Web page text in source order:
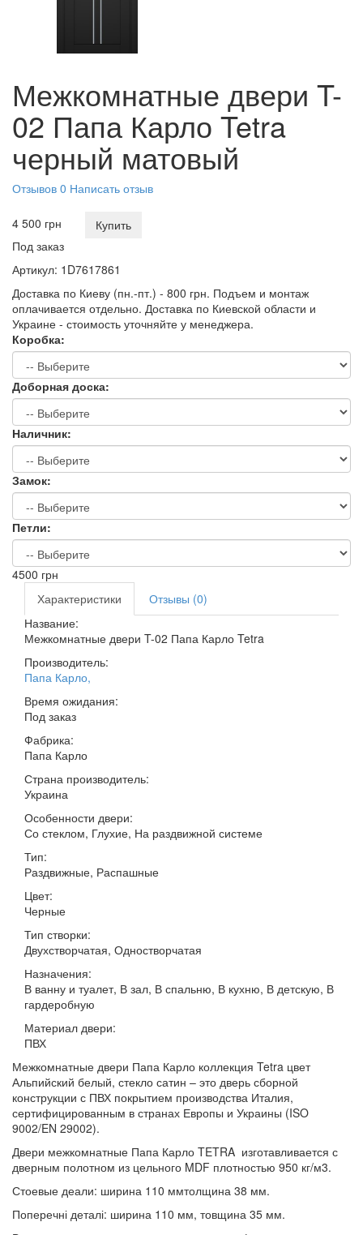
Межкомнатные двери T-
02 Папа Карло Tetra
черный матовый
Отзывов 0 Написать отзыв
4 500 грн
Купить
Под заказ
Артикул: 1D7617861
Доставка по Киеву (пн.-пт.) - 800 грн. Подъем и монтаж
оплачивается отдельно. Доставка по Киевской области и
Украине - стоимость уточняйте у менеджера.
Коробка:
Доборная доска:
Наличник:
Замок:
Петли:
4500 грн
Характеристики
Отзывы (0)
Название:
Межкомнатные двери T-02 Папа Карло Tetra
Производитель:
Папа Карло,
Время ожидания:
Под заказ
Фабрика:
Папа Карло
Страна производитель:
Украина
Особенности двери:
Со стеклом, Глухие, На раздвижной системе
Тип:
Раздвижные, Распашные
Цвет:
Черные
Тип створки:
Двухстворчатая, Одностворчатая
Назначения:
В ванну и туалет, В зал, В спальню, В кухню, В детскую, В
гардеробную
Материал двери:
ПВХ
Межкомнатные двери Папа Карло коллекция Tetra цвет
Альпийский белый, стекло сатин – это дверь сборной
конструкции с ПВХ покрытием производства Италия,
сертифицированным в странах Европы и Украины (ISO
9002/EN 29002).
Двери межкомнатные Папа Карло TETRA изготавливается с
дверным полотном из цельного MDF плотностью 950 кг/м3.
Стоевые деали: ширина 110 ммтолщина 38 мм.
Поперечні деталі: ширина 110 мм, товщина 35 мм.